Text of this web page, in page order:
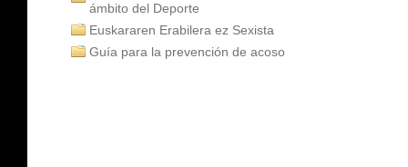
ámbito del Deporte
Euskararen Erabilera ez Sexista
Guía para la prevención de acoso